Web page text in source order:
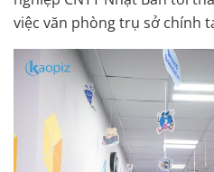
việc văn phòng trụ sở chính